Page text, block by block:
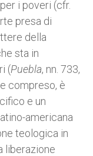
i poveri (cfr.
presa di
della
sta in
(Puebla, nn. 733,
compreso, è
e un
americana
teologica in
liberazione